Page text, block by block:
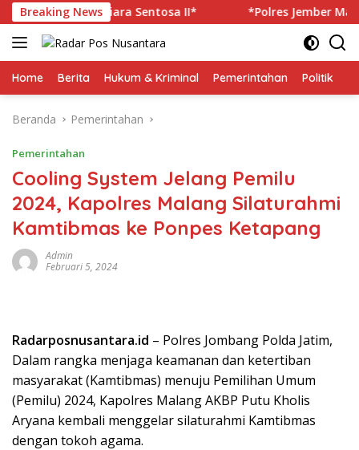
Langsung
ke
konten
Breaking News
KM Mutiara Sentosa II* *Polres Jember
Home Berita Hukum & Kriminal Pemerintahan Politik
Beranda Pemerintahan
Pemerintahan
Cooling System Jelang Pemilu
2024, Kapolres Malang Silaturahmi
Kamtibmas ke Ponpes Ketapang
Admin
Februari 5, 2024
Radarposnusantara.id – Polres Jombang Polda Jatim,
Dalam rangka menjaga keamanan dan ketertiban
masyarakat (Kamtibmas) menuju Pemilihan Umum
(Pemilu) 2024, Kapolres Malang AKBP Putu Kholis
Aryana kembali menggelar silaturahmi Kamtibmas
dengan tokoh agama.